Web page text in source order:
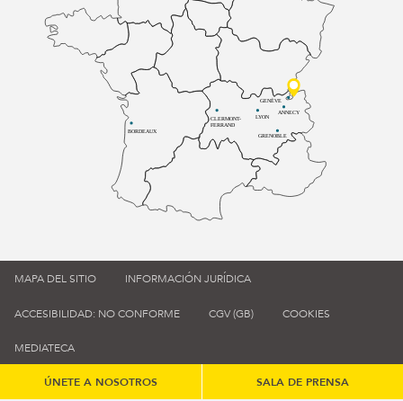
BORDEAUX
CLERMONT-
FERRAND
LYON
ANNECY
GRENOBLE
GENÈVE
MAPA DEL SITIO INFORMACIÓN JURÍDICA
ACCESIBILIDAD: NO CONFORME CGV (GB) COOKIES
MEDIATECA
ÚNETE A NOSOTROS SALA DE PRENSA